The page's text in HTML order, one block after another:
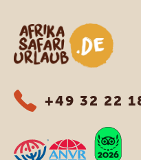
Afrika Safari Urlaub
+49 32 22